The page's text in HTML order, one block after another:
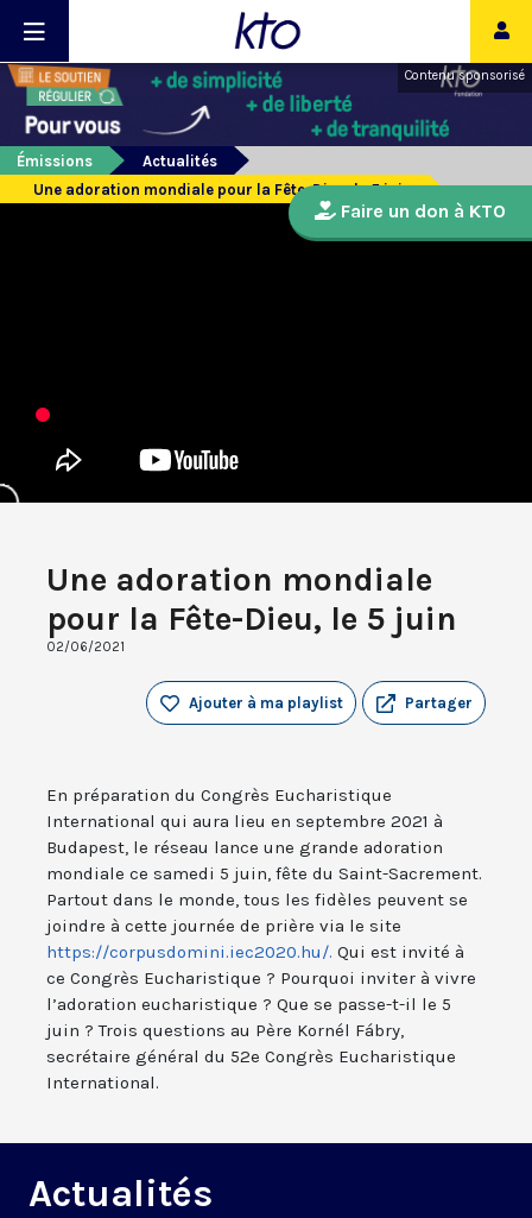
Contenu sponsorisé
Émissions
Actualités
Une adoration mondiale pour la Fête-Dieu, le 5 juin
Une adoration mondiale
pour la Fête-Dieu, le 5 juin
02/06/2021
Partager
Ajouter à ma playlist
En préparation du Congrès Eucharistique
International qui aura lieu en septembre 2021 à
Budapest, le réseau lance une grande adoration
mondiale ce samedi 5 juin, fête du Saint-Sacrement.
Partout dans le monde, tous les fidèles peuvent se
joindre à cette journée de prière via le site
https://corpusdomini.iec2020.hu/. Qui est invité à
ce Congrès Eucharistique ? Pourquoi inviter à vivre
l’adoration eucharistique ? Que se passe-t-il le 5
juin ? Trois questions au Père Kornél Fábry,
secrétaire général du 52e Congrès Eucharistique
International.
Actualités
Faire un don à KTO